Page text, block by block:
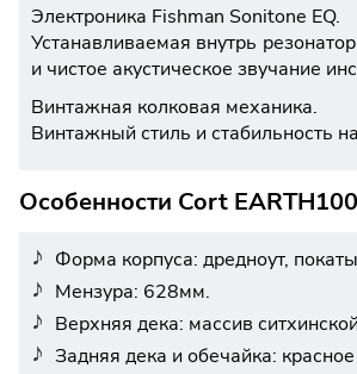
Электроника Fishman Sonitone EQ.
Устанавливаемая внутрь
и чистое акустическое звучание
Винтажная колковая механика.
Винтажный стиль и стабильность
Особенности Cort
Форма корпуса: дредноут,
Мензура: 628мм.
Верхняя дека: массив
Задняя дека и обечайка: